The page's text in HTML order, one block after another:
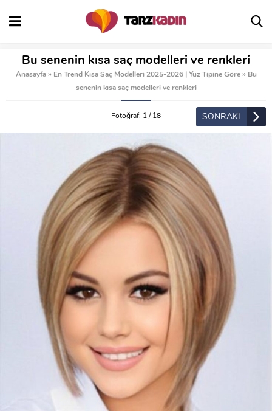
Bu senenin kısa saç modelleri ve renkleri
Anasayfa » En Trend Kısa Saç Modelleri 2025-2026 | Yüz Tipine Göre » Bu
senenin kısa saç modelleri ve renkleri
Fotoğraf: 1 / 18 SONRAKİ